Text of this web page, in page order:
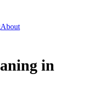
About
in